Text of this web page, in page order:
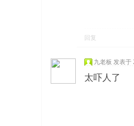
回复
九老板 发表于
太吓人了